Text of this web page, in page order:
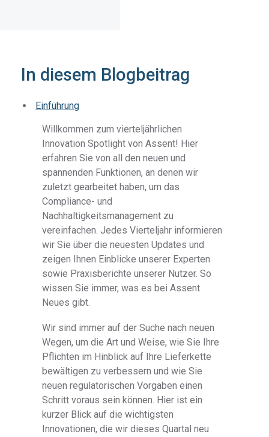
In diesem Blogbeitrag
Einführung
Willkommen zum vierteljährlichen
Innovation Spotlight von Assent! Hier
erfahren Sie von all den neuen und
spannenden Funktionen, an denen wir
zuletzt gearbeitet haben, um das
Compliance- und
Nachhaltigkeitsmanagement zu
vereinfachen. Jedes Vierteljahr informieren
wir Sie über die neuesten Updates und
zeigen Ihnen Einblicke unserer Experten
sowie Praxisberichte unserer Nutzer. So
wissen Sie immer, was es bei Assent
Neues gibt.
Wir sind immer auf der Suche nach neuen
Wegen, um die Art und Weise, wie Sie Ihre
Pflichten im Hinblick auf Ihre Lieferkette
bewältigen zu verbessern und wie Sie
neuen regulatorischen Vorgaben einen
Schritt voraus sein können. Hier ist ein
kurzer Blick auf die wichtigsten
Innovationen, die wir dieses Quartal neu